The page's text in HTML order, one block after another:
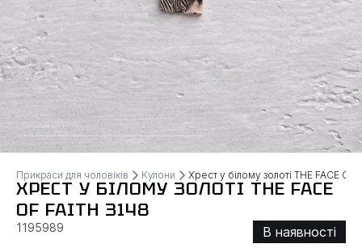
Прикраси для чоловіків Кулони Хрест у білому золоті THE FACE OF
ХРЕСТ У БІЛОМУ ЗОЛОТІ THE FACE
OF FAITH 3148
1195989
В наявності